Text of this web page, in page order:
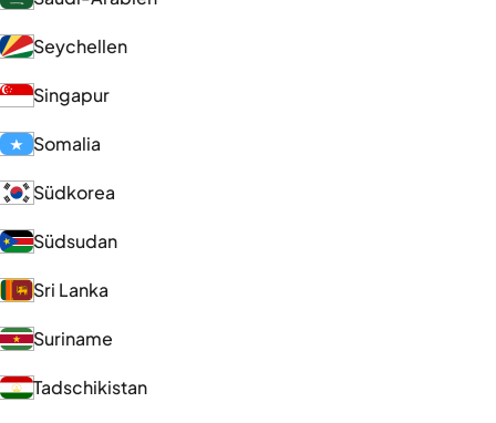
Seychellen
Singapur
Somalia
Südkorea
Südsudan
Sri Lanka
Suriname
Tadschikistan